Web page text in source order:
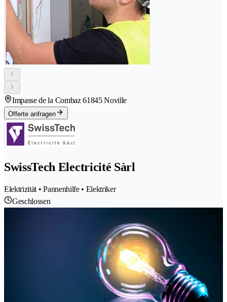
Impasse de la Combaz 61845 Noville
Offerte anfragen
SwissTech Electricité Sàrl
Elektrizität • Pannenhilfe • Elektriker
Geschlossen